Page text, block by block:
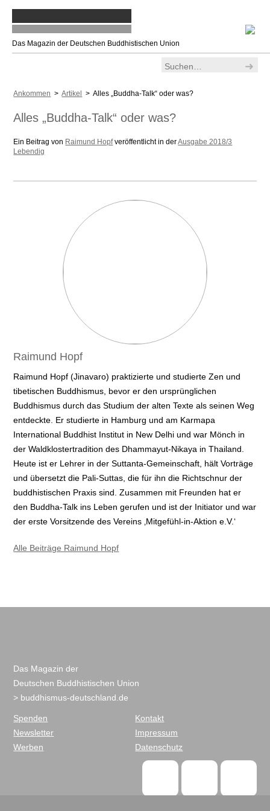
Das Magazin der Deutschen Buddhistischen Union
Ankommen >Artikel > Alles „Buddha-Talk“ oder was?
Alles „Buddha-Talk“ oder was?
Ein Beitrag von Raimund Hopfveröffentlicht in derAusgabe 2018/3
Lebendig
Raimund Hopf
Raimund Hopf (Jinavaro) praktizierte und studierte Zen und
tibetischen Buddhismus, bevor er den ursprünglichen
Buddhismus durch das Studium der alten Texte als seinen Weg
entdeckte. Er studierte in Hamburg und am Karmapa
International Buddhist Institut in New Delhi und war Mönch in
der Waldklostertradition des Dhammayut-Nikaya in Thailand.
Heute ist er Lehrer in der Suttanta-Gemeinschaft, hält Vorträge
und übersetzt die Pali-Suttas, die für ihn die Richtschnur der
buddhistischen Praxis sind. Zusammen mit Freunden hat er
den Buddha-Talk ins Leben gerufen und ist der Initiator und war
der erste Vorsitzende des Vereins ‚Mitgefühl-in-Aktion e.V.‘
Alle Beiträge Raimund Hopf
Das Magazin der
Deutschen Buddhistischen Union
> buddhismus-deutschland.de
Spenden
Newsletter
Werben
Kontakt
Impressum
Datenschutz